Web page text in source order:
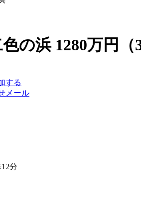
の浜 1280万円（
する
メール
分